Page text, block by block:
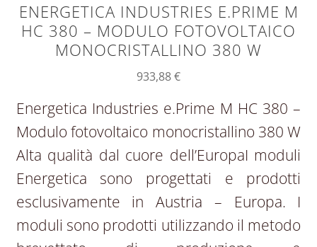
ENERGETICA INDUSTRIES E.PRIME M
HC 380 – MODULO FOTOVOLTAICO
MONOCRISTALLINO 380 W
933,88€
Energetica Industries e.Prime M HC 380 –
Modulo fotovoltaico monocristallino 380 W
Alta qualità dal cuore dell’EuropaI moduli
Energetica sono progettati e prodotti
esclusivamente in Austria – Europa. I
moduli sono prodotti utilizzando il metodo